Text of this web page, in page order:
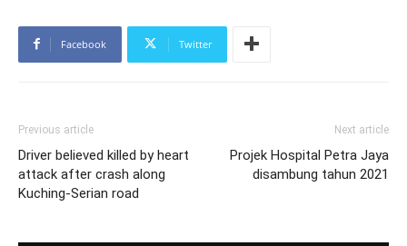
Facebook Twitter
Previous article
Driver believed killed by heart
attack after crash along
Kuching-Serian road
Next article
Projek Hospital Petra Jaya
disambung tahun 2021